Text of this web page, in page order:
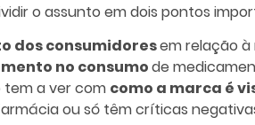
o assunto em dois pontos
dos consumidoresem relação
no consumode
tem a ver com como a marca é
ou só têm críticas